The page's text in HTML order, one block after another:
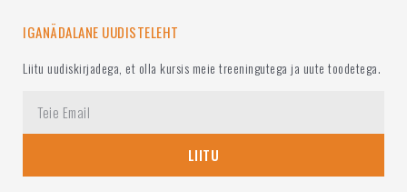
IGANÄDALANE UUDISTELEHT
Liitu uudiskirjadega, et olla kursis meie treeningutega ja uute toodetega.
LIITU